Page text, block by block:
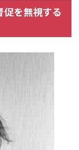
を無視する